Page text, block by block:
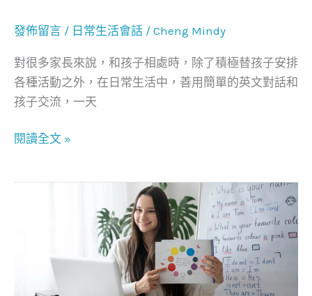
發佈留言 / 日常生活會話 / Cheng Mindy
對很多家長來說，和孩子相處時，除了積極替孩子安排
各種活動之外，在日常生活中，善用簡單的英文對話和
孩子交流，一天
對
｜
在
家
能
鬆
閱讀全文 »